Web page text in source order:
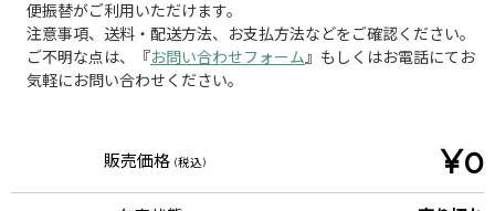
便振替がご利用いただけます。
注意事項、送料・配送方法、お支払方法などをご確認ください。
ご不明な点は、『お問い合わせフォーム 』もしくはお電話にてお
気軽にお問い合わせください。
販売価格 (税込) ¥0